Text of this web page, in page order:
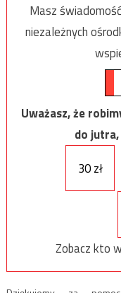
Masz
niezależnych
Uważasz, że
do
30 zł
Zobacz kto